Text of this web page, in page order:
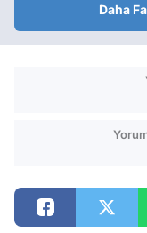
Daha